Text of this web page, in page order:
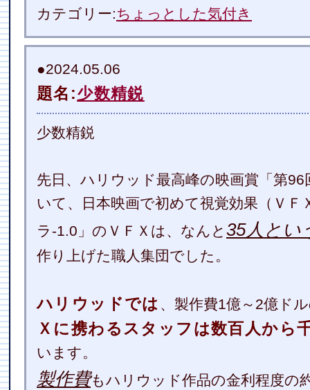
カテゴリー:ちょっとした気付き
●2024.05.06
題名:少数精鋭
少数精鋭
先日、ハリウッド最高峰の映画賞「第
いて、日本映画で初めて視覚効果（ＶＦ
ラ-1.0」のＶＦＸは、なんと 35人とい
作り上げた職人集団でした。
ハリウッドでは 、製作費1億～2億ド
Ｘに携わるスタッフは数百人から
います。
製作費もハリウッド作品の金利程度の